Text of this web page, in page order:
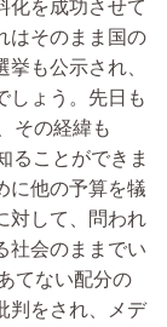
化を成功させて
はそのまま国の
も公示され、
しょう。先日も
その経緯も
ることができま
に他の予算を犠
対して、問われ
社会のままでい
てない配分の
判をされ、メデ